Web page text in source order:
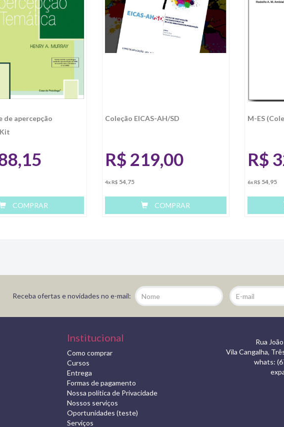
de apercepção
COMPRAR
Coleção EICAS-AH/SD
R$ 219,00
4x R$ 54,75
COMPRAR
M-ES
R$
6x R$ 54,95
Receba ofertas e novidades no e-mail:
Institucional
Como comprar
Cursos
Entrega
Formas de pagamento
Nossa política de Privacidade
Nossos serviços
Oportunidades (teste)
Serviços
Rua
Vila Cangalha,
whats: